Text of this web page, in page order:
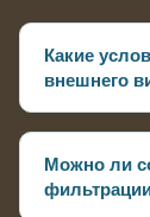
Какие
внешнего
Можно ли